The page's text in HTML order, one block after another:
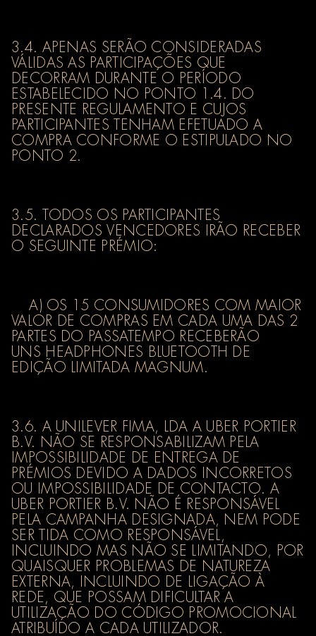
3.4. APENAS SERÃO CONSIDERADAS
VÁLIDAS AS PARTICIPAÇÕES QUE
DECORRAM DURANTE O PERÍODO
ESTABELECIDO NO PONTO 1.4. DO
PRESENTE REGULAMENTO E CUJOS
PARTICIPANTES TENHAM EFETUADO A
COMPRA CONFORME O ESTIPULADO NO
PONTO 2.
3.5. TODOS OS PARTICIPANTES
DECLARADOS VENCEDORES IRÃO RECEBER
O SEGUINTE PRÉMIO:
A) OS 15 CONSUMIDORES COM MAIOR
VALOR DE COMPRAS EM CADA UMA DAS 2
PARTES DO PASSATEMPO RECEBERÃO
UNS HEADPHONES BLUETOOTH DE
EDIÇÃO LIMITADA MAGNUM.
3.6. A UNILEVER FIMA, LDA A UBER PORTIER
B.V. NÃO SE RESPONSABILIZAM PELA
IMPOSSIBILIDADE DE ENTREGA DE
PRÉMIOS DEVIDO A DADOS INCORRETOS
OU IMPOSSIBILIDADE DE CONTACTO. A
UBER PORTIER B.V. NÃO É RESPONSÁVEL
PELA CAMPANHA DESIGNADA, NEM PODE
SER TIDA COMO RESPONSÁVEL,
INCLUINDO MAS NÃO SE LIMITANDO, POR
QUAISQUER PROBLEMAS DE NATUREZA
EXTERNA, INCLUINDO DE LIGAÇÃO À
REDE, QUE POSSAM DIFICULTAR A
UTILIZAÇÃO DO CÓDIGO PROMOCIONAL
ATRIBUÍDO A CADA UTILIZADOR.